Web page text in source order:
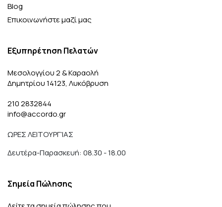
Blog
Επικοινωνήστε μαζί μας
Εξυπηρέτηση Πελατών
Μεσολογγίου 2 & Καραολή
Δημητρίου 14123, Λυκόβρυση
210 2832844
info@accordo.gr
ΩΡΕΣ ΛΕΙΤΟΥΡΓΊΑΣ
Δευτέρα-Παρασκευή: 08.30 - 18.00
Σημεία Πώλησης